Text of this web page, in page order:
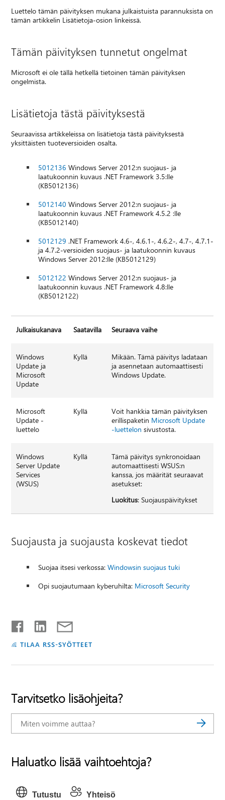
Luettelo tämän päivityksen mukana julkaistuista parannuksista on
tämän artikkelin Lisätietoja-osion linkeissä.
Tämän päivityksen tunnetut ongelmat
Microsoft ei ole tällä hetkellä tietoinen tämän päivityksen
ongelmista.
Lisätietoja tästä päivityksestä
Seuraavissa artikkeleissa on lisätietoja tästä päivityksestä
yksittäisten tuoteversioiden osalta.
5012136 Windows Server 2012:n suojaus- ja
laatukoonnin kuvaus .NET Framework 3.5:lle
(KB5012136)
5012140 Windows Server 2012:n suojaus- ja
laatukoonnin kuvaus .NET Framework 4.5.2 :lle
(KB5012140)
5012129 .NET Framework 4.6-, 4.6.1-, 4.6.2-, 4.7-, 4.7.1-
ja 4.7.2-versioiden suojaus- ja laatukoonnin kuvaus
Windows Server 2012:lle (KB5012129)
5012122 Windows Server 2012:n suojaus- ja
laatukoonnin kuvaus .NET Framework 4.8:lle
(KB5012122)
Julkaisukanava Saatavilla Seuraava vaihe
Windows
Update ja
Microsoft
Update
Kyllä
Mikään. Tämä päivitys ladataan
ja asennetaan automaattisesti
Windows Update.
Microsoft
Update -
luettelo
Kyllä
Voit hankkia tämän päivityksen
erillispaketin Microsoft Update
-luettelon sivustosta.
Windows
Server Update
Services
(WSUS)
Kyllä
Tämä päivitys synkronoidaan
automaattisesti WSUS:n
kanssa, jos määrität seuraavat
asetukset:
Luokitus: Suojauspäivitykset
Suojausta ja suojausta koskevat tiedot
Suojaa itsesi verkossa:Windowsin suojaus tuki
Opi suojautumaan kyberuhilta: Microsoft Security
TILAA RSS-SYÖTTEET
Tarvitsetko lisäohjeita?
Haluatko lisää vaihtoehtoja?
Tutustu Yhteisö